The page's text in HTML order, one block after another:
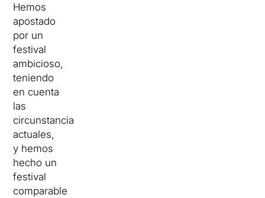
Hemos
apostado
por un
festival
ambicioso,
teniendo
en cuenta
las
circunstancias
actuales,
y hemos
hecho un
festival
comparable